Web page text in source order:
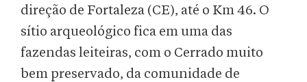
direção de Fortaleza (CE), até o Km 46. O
sítio arqueológico fica em uma das
fazendas leiteiras, com o Cerrado muito
bem preservado, da comunidade de